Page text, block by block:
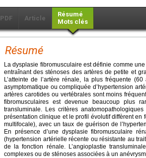
PDF Article
Résumé
Mots clés
Résumé
La dysplasie fibromusculaire est définie comme
entraînant des sténoses des artères de petite et
L’atteinte de l’artère rénale, la plus fréquente
asymptomatique ou compliquée d’hypertension
artères carotides ou vertébrales sont moins
fibromusculaires est devenue beaucoup plus
transluminale. Les critères
présentation clinique et le profil évolutif diffèrent
multifocale), avec un taux de guérison de
En présence d’une dysplasie fibromusculaire
(hypertension artérielle récente ou résistante au
de la fonction rénale. L’angioplastie
complexes ou de sténoses associées à un